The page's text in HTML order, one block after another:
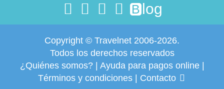
B log
Copyright © Travelnet 2006-2026.
Todos los derechos reservados
¿Quiénes somos?| Ayuda para pagos online|
Términos y condiciones
Contacto